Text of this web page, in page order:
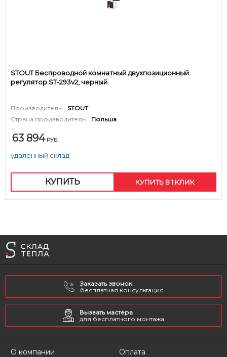
STOUT Беспроводной комнатный двухпозиционный
регулятор ST-293v2, черный
Производитель:
STOUT
Страна производитель:
Польша
63 894 РУБ.
удаленный склад
КУПИТЬ КУПИТЬ В 1 КЛИК
Заказать звонок
бесплатная консультация
Вызвать мастера
для бесплатного монтажа
О компании
Оплата